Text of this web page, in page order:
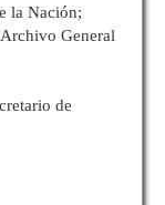
la Nación;
General
de